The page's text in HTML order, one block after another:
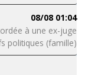
08/08 01:04
à une ex-juge
politiques (famille)